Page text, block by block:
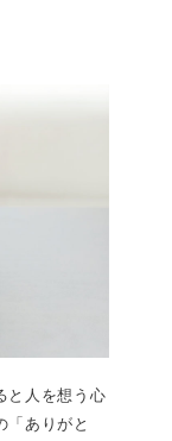
と人を想う心
「ありがと